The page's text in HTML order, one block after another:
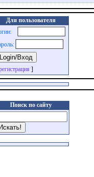
Для пользователя
]
Поиск по сайту